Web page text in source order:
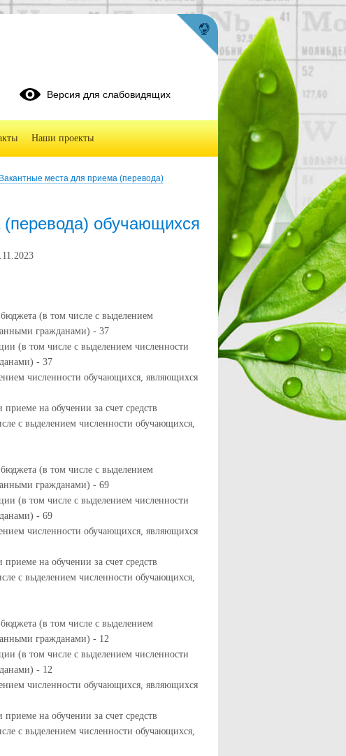
Вакантные места для приема (перевода)
обучающихся
(в том числе с выделением
гражданами) - 37
(в том числе с выделением численности
- 37
численности обучающихся, являющихся
на обучении за счет средств
с выделением численности обучающихся,
(в том числе с выделением
гражданами) - 69
(в том числе с выделением численности
- 69
численности обучающихся, являющихся
на обучении за счет средств
с выделением численности обучающихся,
(в том числе с выделением
гражданами) - 12
(в том числе с выделением численности
- 12
численности обучающихся, являющихся
на обучении за счет средств
с выделением численности обучающихся,
Версия для слабовидящих
Наши проекты